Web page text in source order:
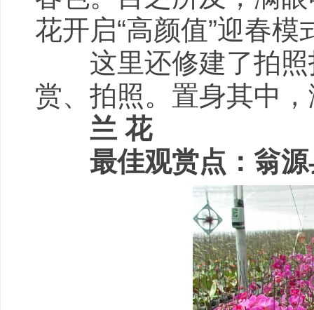
花开启“高颜值”迎春
这里还修建了拍照
赏、拍照。置身其中
兰 花
最佳观赏点：翁